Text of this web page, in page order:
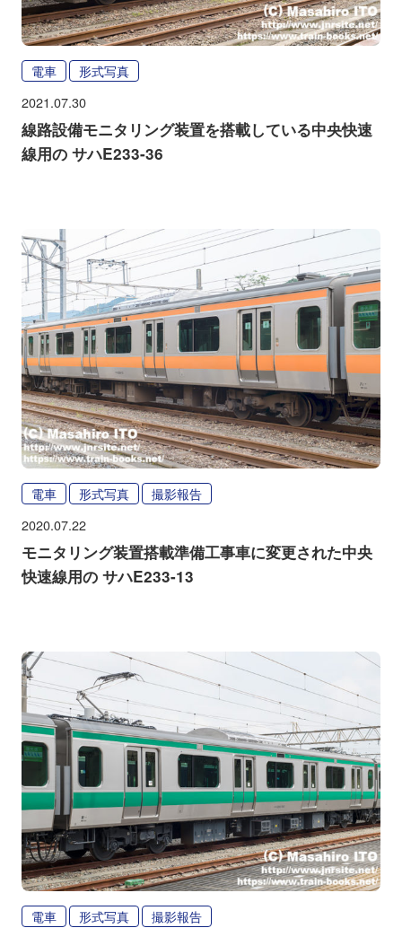
電車 形式写真
2021.07.30
線路設備モニタリング装置を搭載している中央快速
線用の サハE233-36
電車 形式写真 撮影報告
2020.07.22
モニタリング装置搭載準備工事車に変更された中央
快速線用の サハE233-13
電車 形式写真 撮影報告